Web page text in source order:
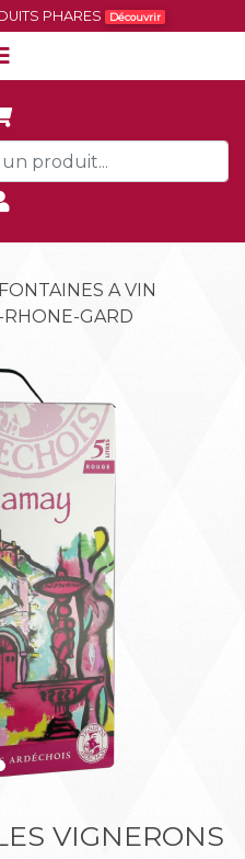
PHARES Découvrir
FONTAINES A VIN
GARD
VIGNERONS